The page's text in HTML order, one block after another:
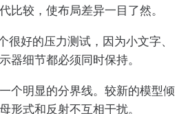
比较，使布局差异一目了然。
很好的压力测试，因为小文字、
器细节都必须同时保持。
个明显的分界线。较新的模型倾
形式和反射不互相干扰。